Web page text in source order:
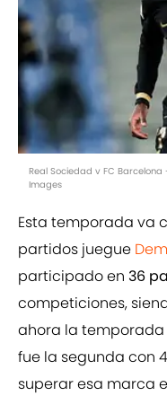
Real Sociedad v FC
Images
Esta temporada va
partidos juegue
participado en 36
competiciones,
ahora la
fue la segunda con
superar esa marca